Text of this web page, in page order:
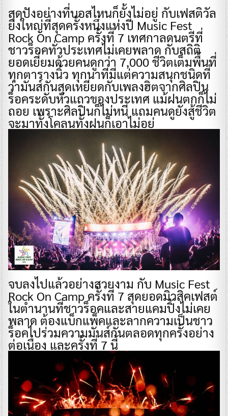
สุดปังอย่างที่บอสไหนก็ยั้งไม่อยู่ กับเฟสติวัล
ยิ่งใหญ่ที่สุดครั้งหนึ่งแห่งปี Music Fest
Rock On Camp ครั้งที่ 7 เทศกาลดนตรีที่
ชาวร็อคทั่วประเทศไม่เคยพลาด กับสถิติ
ยอดเยี่ยมด้วยคนดูกว่า 7,000 ชีวิตเต็มพื้นที่
ทุกตารางนิ้ว ทุกนาทีมีแต่ความสนุกชนิดที่
ว่ามันส์กันสุดเหยียดกับเพลงฮิตจากศิลปิน
ร็อคระดับหัวแถวของประเทศ แม้ฝนตกก็ไม่
ถอย เพราะศิลปินก็ไม่หนี แถมคนดูยังสู้ชีวิต
จะมาทั้งโคลนทั้งฝนก็เอาไม่อยู่
จบลงไปแล้วอย่างสวยงาม กับ Music Fest
Rock On Camp ครั้งที่ 7 สุดยอดมิวสิคเฟสต์
ในตำนานที่ชาวร็อคและสายแคมปิ้งไม่เคย
พลาด ต้องแบ็กแพ็คและลากความเป็นชาว
ร็อคไปร่วมความมันส์กันตลอดทุกครั้งอย่าง
ต่อเนื่อง และครั้งที่ 7 นี้